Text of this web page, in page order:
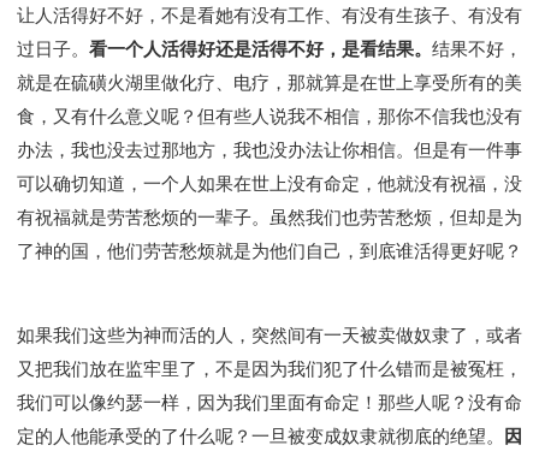
让人活得好不好，不是看她有没有工作、有没有生孩子、有没有
过日子。 看一个人活得好还是活得不好，是看结果。 结果不好，
就是在硫磺火湖里做化疗、电疗，那就算是在世上享受所有的美
食，又有什么意义呢？但有些人说我不相信，那你不信我也没有
办法，我也没去过那地方，我也没办法让你相信。但是有一件事
可以确切知道，一个人如果在世上没有命定，他就没有祝福，没
有祝福就是劳苦愁烦的一辈子。虽然我们也劳苦愁烦，但却是为
了神的国，他们劳苦愁烦就是为他们自己，到底谁活得更好呢？
如果我们这些为神而活的人，突然间有一天被卖做奴隶了，或者
又把我们放在监牢里了，不是因为我们犯了什么错而是被冤枉，
我们可以像约瑟一样，因为我们里面有命定！那些人呢？没有命
定的人他能承受的了什么呢？一旦被变成奴隶就彻底的绝望。
因